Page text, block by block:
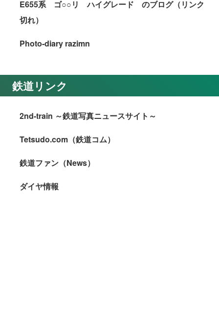
E655系 ゴ○○リ ハイグレード のブログ（リンク
切れ）
Photo-diary razimn
鉄道リンク
2nd-train ～鉄道写真ニュースサイト～
Tetsudo.com（鉄道コム）
鉄道ファン（News）
ダイヤ情報